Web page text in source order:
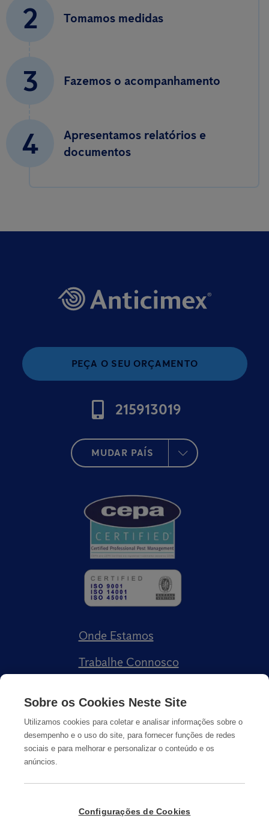
2 Tomamos medidas
3 Fazemos o acompanhamento
4
Apresentamos relatórios e
documentos
PEÇA O SEU ORÇAMENTO
215913019
MUDAR PAÍS
Onde Estamos
Trabalhe Connosco
Informação Legal
Sobre os Cookies Neste Site
Utilizamos cookies para coletar e analisar informações sobre o
desempenho e o uso do site, para fornecer funções de redes
sociais e para melhorar e personalizar o conteúdo e os
anúncios.
Configurações de Cookies